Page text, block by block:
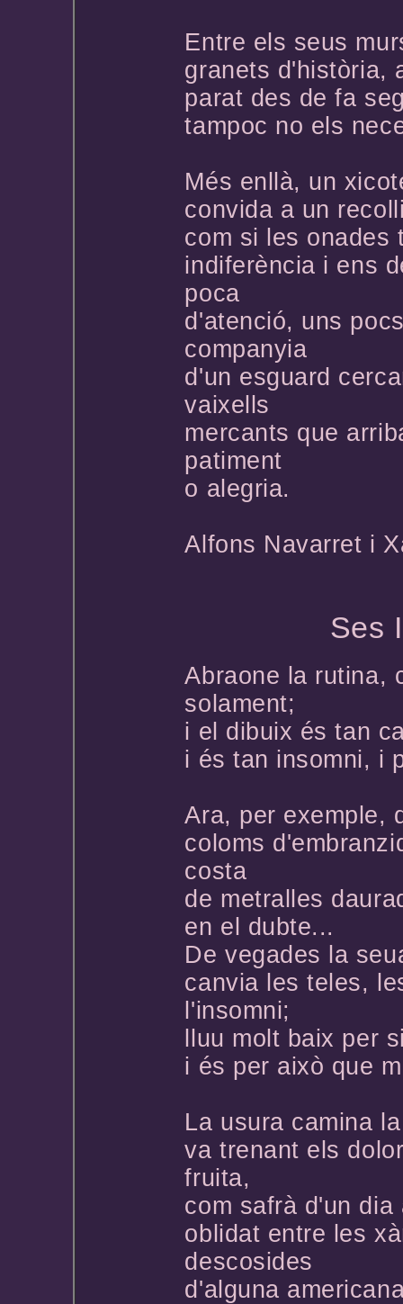
Entre els seus
granets d'història,
parat des de fa
tampoc no els
Més enllà, un
convida a un
com si les onades
indiferència i ens
poca
d'atenció, uns
companyia
d'un esguard
vaixells
mercants que
patiment
o alegria.
Alfons Navarret i
Ses
Abraone la rutina,
solament;
i el dibuix és tan
i és tan insomni, i
Ara, per exemple,
coloms
costa
de metralles
en el dubte...
De vegades la
canvia les teles,
l'insomni;
lluu molt baix per
i és per això que
La usura camina
va trenant els
fruita,
com safrà d'un dia
oblidat entre les
descosides
d'alguna